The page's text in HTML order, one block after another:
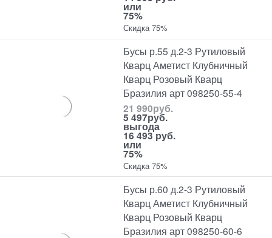
или
75%
Скидка 75%
Бусы р.55 д.2-3 Рутиловый
Кварц Аметист Клубничный
Кварц Розовый Кварц
Бразилия арт 098250-55-4
21 990руб.
5 497руб.
выгода
16 493 руб.
или
75%
Скидка 75%
Бусы р.60 д.2-3 Рутиловый
Кварц Аметист Клубничный
Кварц Розовый Кварц
Бразилия арт 098250-60-6